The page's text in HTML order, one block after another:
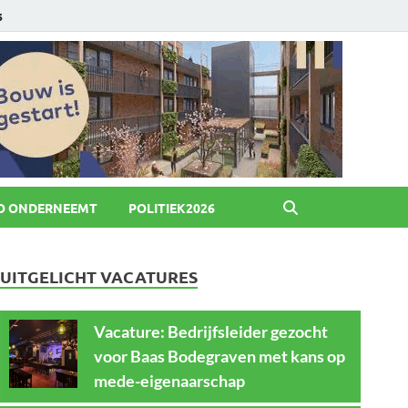
ONDERNEEMT POLITIEK2026
UITGELICHT VACATURES
Vacature: Bedrijfsleider gezocht
voor Baas Bodegraven met kans op
mede-eigenaarschap